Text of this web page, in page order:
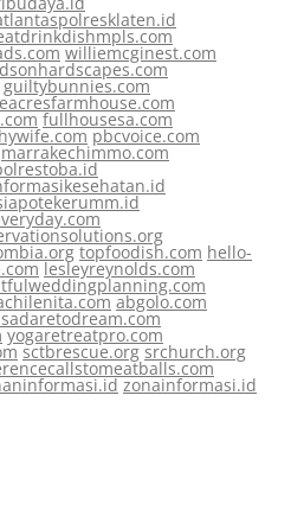
williemcginest.com
guiltybunnies.com
fullhousesa.com
pbcvoice.com
marrakechimmo.com
topfoodish.com hello-
lesleyreynolds.com
abgolo.com
yogaretreatpro.com
sctbrescue.org srchurch.org
zonainformasi.id